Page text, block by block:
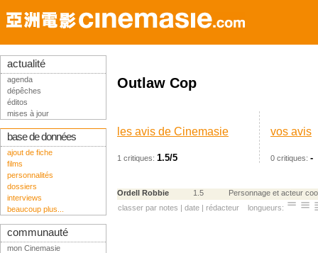
Outlaw Cop
les avis de Cinemasie
1 critiques: 1.5/5
vos avis
0 critiques: -
Ordell Robbie 1.5
Personnage et acteur
classer par notes | date | rédacteur longueurs:
actualité
agenda
dépêches
éditos
mises à jour
base de données
ajout de fiche
films
personnalités
dossiers
interviews
beaucoup plus...
communauté
mon Cinemasie